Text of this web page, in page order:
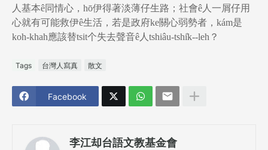
人基本ê同情心，hō͘伊得著淡薄仔生路；社會ê人一屑仔用
心就有可能救伊ê生活，若是政府ke關心弱勢者，kám是
koh-khah應該替tsit个失去聲音ê人tshiâu-tshi̍k--leh？
Tags 台灣人寫真 散文
Facebook
李江却台語文教基金會